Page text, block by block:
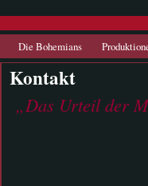
Die Bohemians
Kontakt
„Das Urteil der